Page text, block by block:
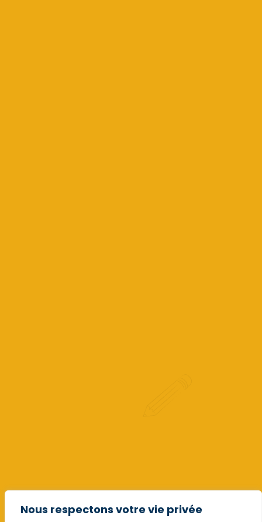
Nous respectons votre vie privée